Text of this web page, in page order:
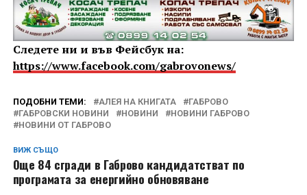
Следете ни и във Фейсбук на:
https://www.facebook.com/gabrovonews/
ПОДОБНИ ТЕМИ: АЛЕЯ НА КНИГАТА
ГАБРОВО
ГАБРОВСКИ НОВИНИ
НОВИНИ
НОВИНИ ГАБРОВО
НОВИНИ ОТ ГАБРОВО
ВИЖ СЪЩО
Още 84 сгради в Габрово кандидатстват по
програмата за енергийно обновяване